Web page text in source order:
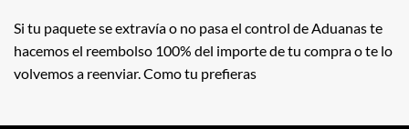
Si tu paquete se extravía o no pasa el control de Aduanas te
hacemos el reembolso 100% del importe de tu compra o te lo
volvemos a reenviar. Como tu prefieras